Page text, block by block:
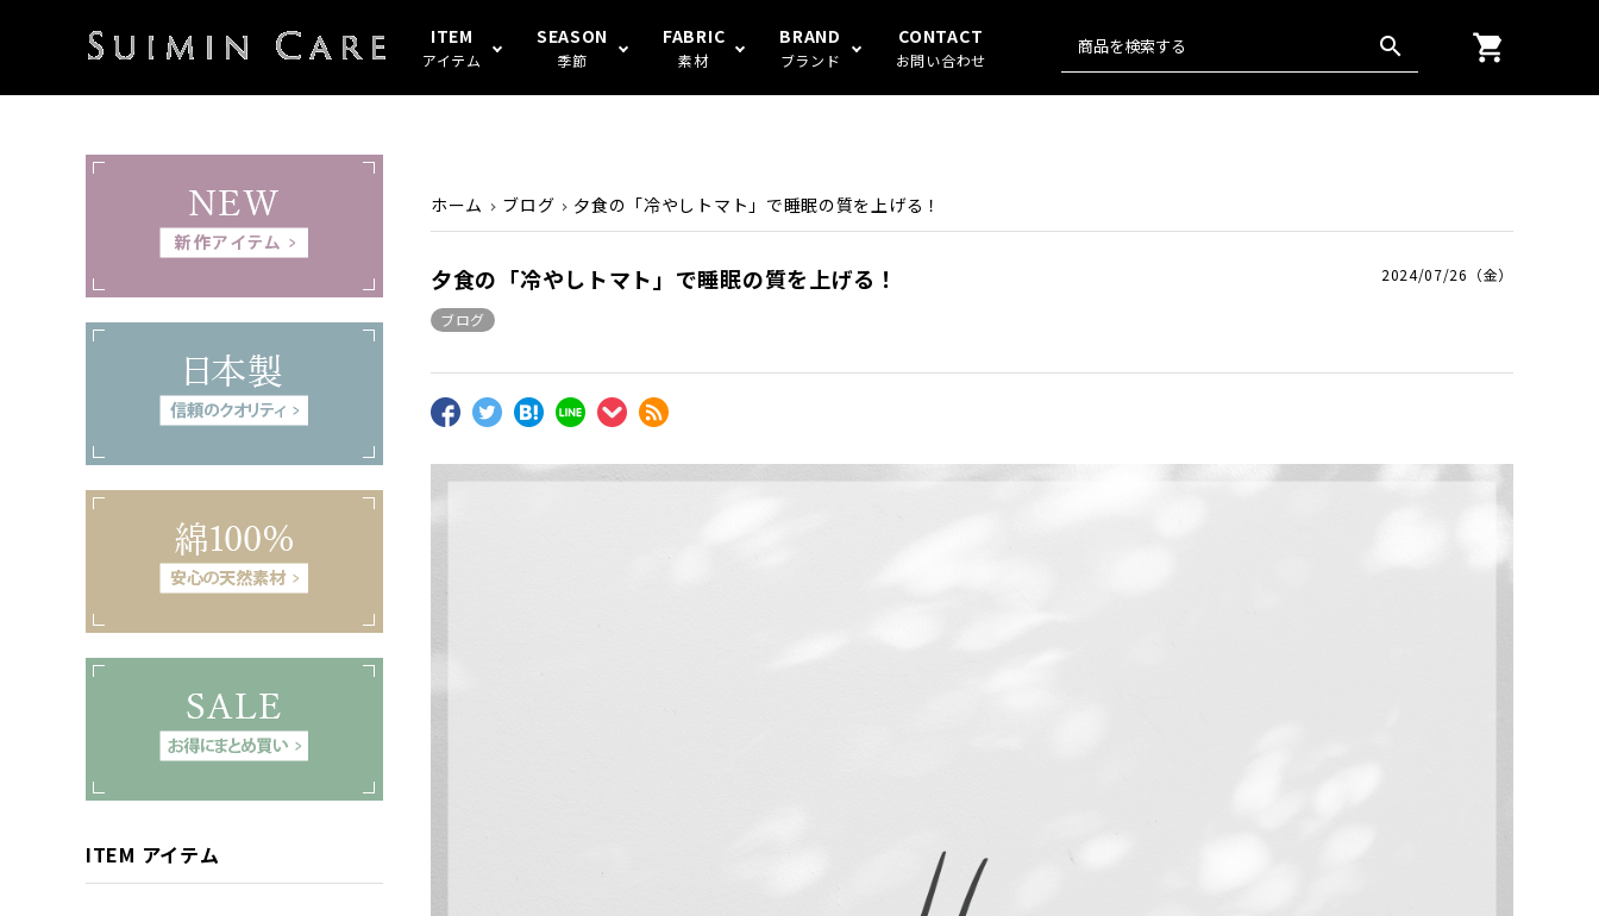
ITEM
アイテム
アイテムすべて
SEASON
季節
春・秋
FABRIC
素材
綿100%
その他
BRAND
ブランド
SUIMIN CARE
ぼしケア その他
CONTACT
お問い合わせ search shopping_cart
ホーム ブログ 夕食の「冷やしトマト」で睡眠の質を上げる！
夕食の「冷やしトマト」で睡眠の質を上げる！ 2024/07/26（金）
ブログ
ITEM アイテム